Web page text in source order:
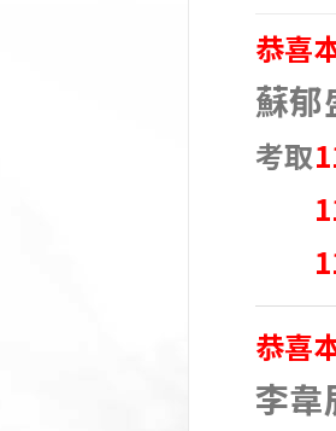
恭喜
蘇郁
考取
恭喜
李韋